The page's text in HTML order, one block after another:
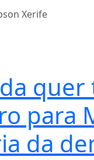
Xerife
para
da